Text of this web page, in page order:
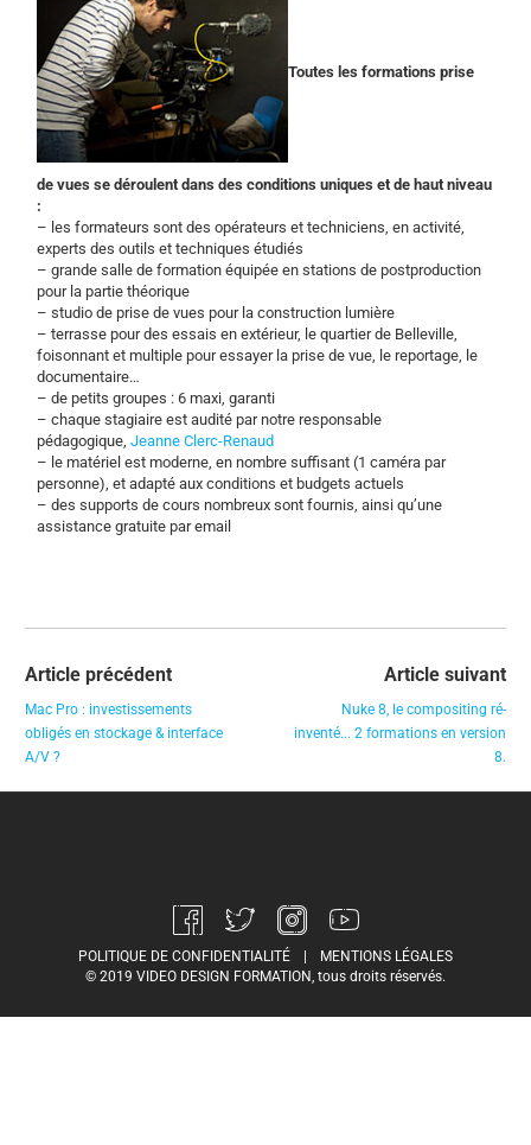
Toutes les formations prise
de vues se déroulent dans des conditions uniques et de haut niveau
:
– les formateurs sont des opérateurs et techniciens, en activité,
experts des outils et techniques étudiés
– grande salle de formation équipée en stations de postproduction
pour la partie théorique
– studio de prise de vues pour la construction lumière
– terrasse pour des essais en extérieur, le quartier de Belleville,
foisonnant et multiple pour essayer la prise de vue, le reportage, le
documentaire…
– de petits groupes : 6 maxi, garanti
– chaque stagiaire est audité par notre responsable
pédagogique,Jeanne Clerc-Renaud
– le matériel est moderne, en nombre suffisant (1 caméra par
personne), et adapté aux conditions et budgets actuels
– des supports de cours nombreux sont fournis, ainsi qu’une
assistance gratuite par email
Article précédent
Mac Pro : investissements
obligés en stockage & interface
A/V ?
Article suivant
Nuke 8, le compositing ré-
inventé... 2 formations en version
8.
POLITIQUE DE CONFIDENTIALITÉ |
MENTIONS LÉGALES
© 2019 VIDEO DESIGN FORMATION, tous droits réservés.